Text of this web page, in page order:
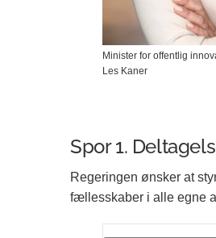
Minister for offentlig
Les Kaner
Spor 1.
Regeringen ønsker at
fællesskaber i alle egne